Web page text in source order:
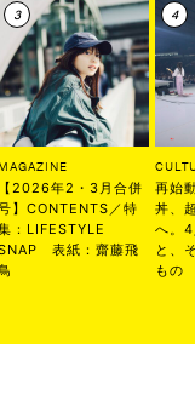
MAGAZINE
【2026年2・3月合併
】CONTENTS／特
：LIFESTYLE
表紙：齋藤飛
再始
丼、
へ。
と、
もの